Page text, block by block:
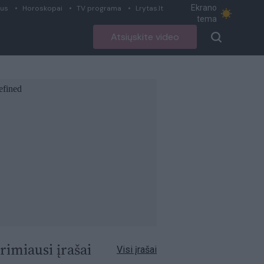
Horoskopai TV programa Lrytas.lt
Ekrano
tema
Atsiųskite video
įrašai Visi įrašai